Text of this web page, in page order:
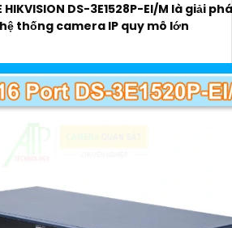
DS-3E1528P-EI/M là giải
thống camera IP quy mô lớn